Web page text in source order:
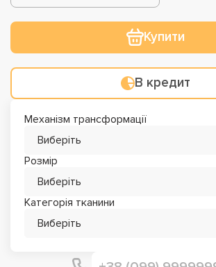
Купити
В кредит
Механізм трансформації
Виберіть
Розмір
Виберіть
Категорія тканини
Виберіть